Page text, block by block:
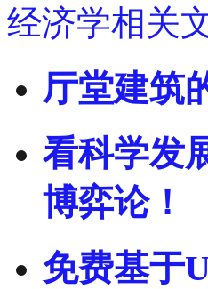
经济学相关
厅堂建筑
看科学发
博弈论！
免费基于